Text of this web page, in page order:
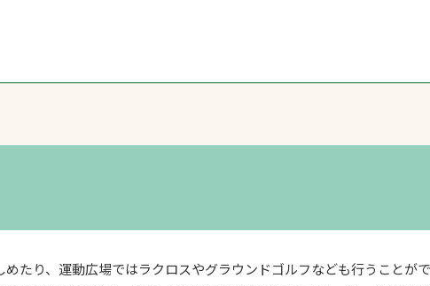
たり、運動広場ではラクロスやグラウンドゴルフなども行うことが